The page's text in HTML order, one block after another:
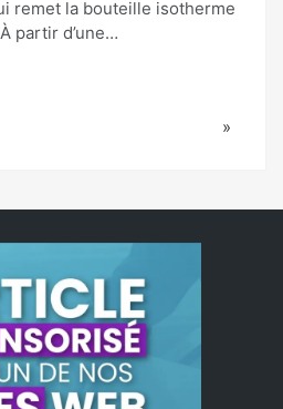
remet la bouteille isotherme
partir d’une…
Next
»